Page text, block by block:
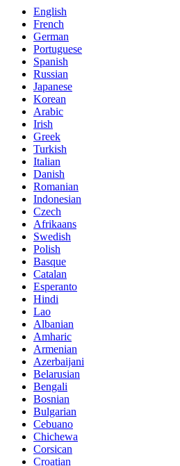
English
French
German
Portuguese
Spanish
Russian
Japanese
Korean
Arabic
Irish
Greek
Turkish
Italian
Danish
Romanian
Indonesian
Czech
Afrikaans
Swedish
Polish
Basque
Catalan
Esperanto
Hindi
Lao
Albanian
Amharic
Armenian
Azerbaijani
Belarusian
Bengali
Bosnian
Bulgarian
Cebuano
Chichewa
Corsican
Croatian